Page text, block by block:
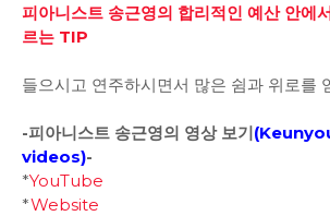
피아니스트 송근영의 합리적인 예산 안에
르는 TIP
들으시고 연주하시면서 많은 쉼과 위로를
-피아니스트 송근영의 영상 보기(
videos)-
*YouTube
*Website